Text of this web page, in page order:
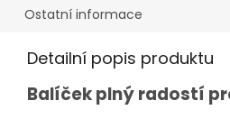
Ostatní informace
Detailní popis produktu
Balíček plný radostí